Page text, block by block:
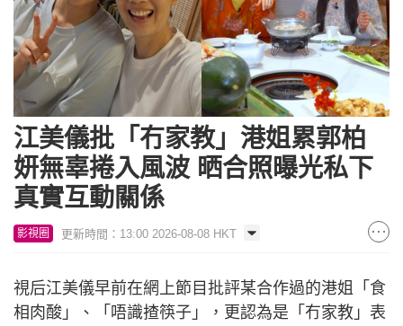
江美儀批「冇家教」港姐累郭柏
妍無辜捲入風波 晒合照曝光私下
真實互動關係
影視圈 更新時間：13:00 2026-08-08 HKT
視后江美儀早前在網上節目批評某合作過的港姐「食
相肉酸」、「唔識揸筷子」，更認為是「冇家教」表